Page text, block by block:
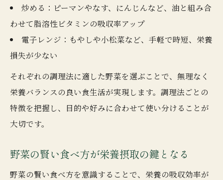
炒める：ピーマンやなす、にんじんなど、油と組み合
わせて脂溶性ビタミンの吸収率アップ
電子レンジ：もやしや小松菜など、手軽で時短、栄養
損失が少ない
それぞれの調理法に適した野菜を選ぶことで、無理なく
栄養バランスの良い食生活が実現します。調理法ごとの
特徴を把握し、目的や好みに合わせて使い分けることが
大切です。
野菜の賢い食べ方が栄養摂取の鍵となる
野菜の賢い食べ方を意識することで、栄養の吸収効率が